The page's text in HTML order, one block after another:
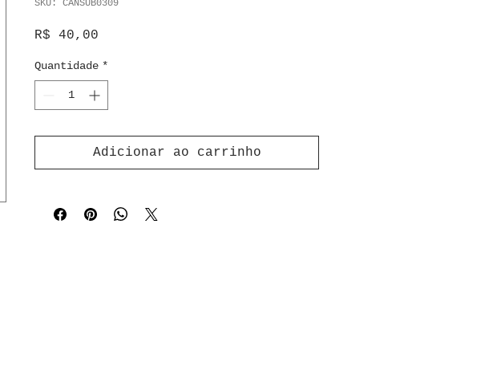
SKU: CANSUB0309
R$ 40,00
Quantidade *
Adicionar ao carrinho